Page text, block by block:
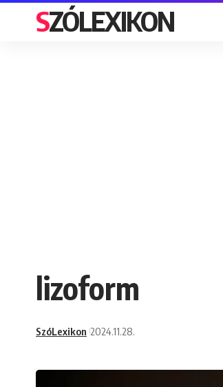
SZÓLEXIKON
lizoform
SzóLexikon 2024.11.28.